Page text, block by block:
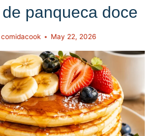
panqueca doce
comidacook May 22, 2026